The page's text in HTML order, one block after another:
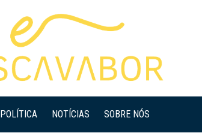
POLÍTICA NOTÍCIAS SOBRE NÓS